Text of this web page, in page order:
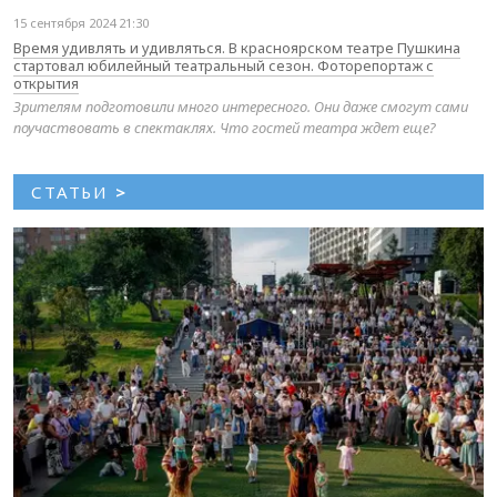
15 сентября 2024 21:30
Время удивлять и удивляться. В красноярском театре Пушкина
стартовал юбилейный театральный сезон. Фоторепортаж с
открытия
Зрителям подготовили много интересного. Они даже смогут сами
поучаствовать в спектаклях. Что гостей театра ждет еще?
СТАТЬИ >